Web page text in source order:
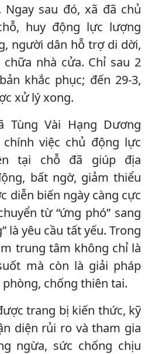
sau đó, xã đã chủ
huy động lực lượng
người dân hỗ trợ di dời,
nhà cửa. Chỉ sau 2
khắc phục; đến 29-3,
xử lý xong.
Vài Hạng Dương
việc chủ động lực
tại chỗ đã giúp địa
bất ngờ, giảm thiểu
diễn biến ngày càng cực
từ “ứng phó” sang
là yêu cầu tất yếu. Trong
trung tâm không chỉ là
mà còn là giải pháp
chống thiên tai.
trang bị kiến thức, kỹ
diện rủi ro và tham gia
ngừa, sức chống chịu